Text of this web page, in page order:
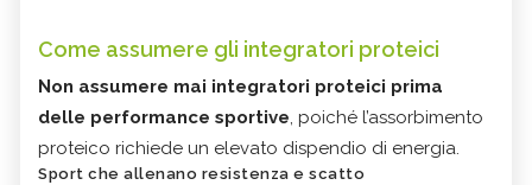
Come assumere gli integratori proteici
Non assumere mai integratori proteici prima
delle performance sportive, poiché l’assorbimento
proteico richiede un elevato dispendio di energia.
Sport che allenano resistenza e scatto